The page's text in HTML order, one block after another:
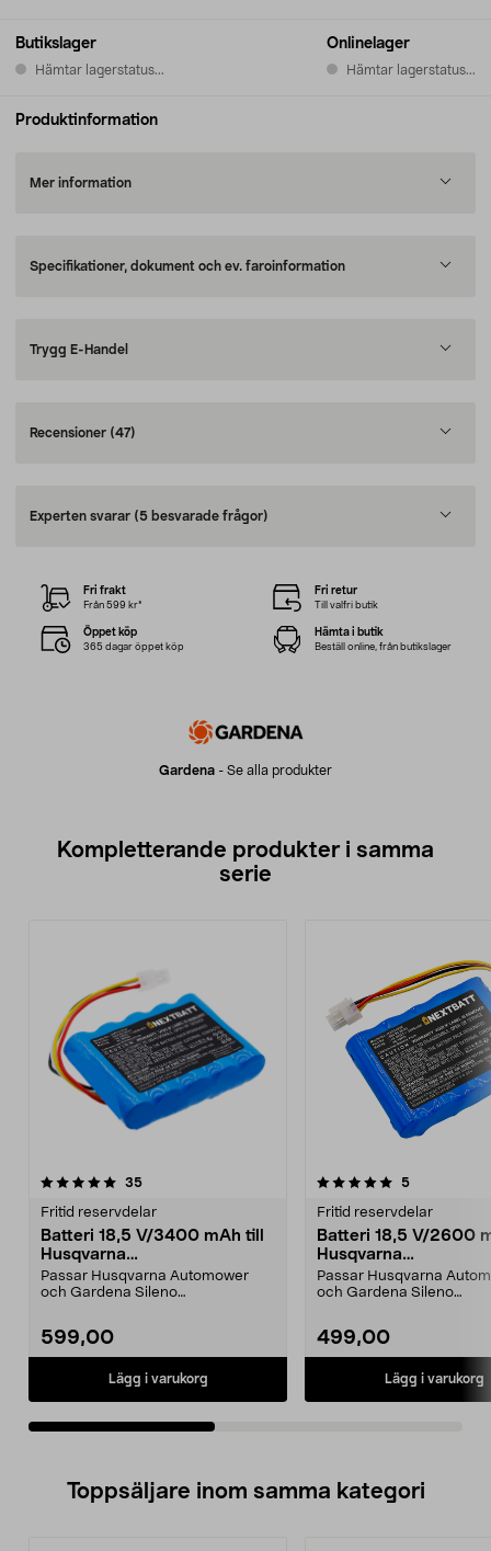
Butikslager
Hämtar lagerstatus...
Onlinelager
Hämtar lagerstatus...
Produktinformation
Mer information
Specifikationer, dokument och ev. faroinformation
Trygg E-Handel
Recensioner (47)
Experten svarar (5 besvarade frågor)
Gardena - Se alla produkter
Fri frakt
Från 599 kr*
Fri retur
Till valfri butik
Öppet köp
365 dagar öppet köp
Hämta i butik
Beställ online, från butikslager
Kompletterande produkter i samma
serie
35recensioner
Fritid reservdelar
Batteri 18,5 V/3400 mAh till
Husqvarna
Automower/Gardena Sileno
Passar Husqvarna Automower
och Gardena Sileno
599,00
Lägg i varukorg
5.0av 5 stjärnor 5recensioner
Fritid reservdelar
Batteri 18,5 V/2600
Husqvarna
Automower/Gardena
Passar Husqvarna
och Gardena Sileno
499,00
Lägg i varukorg
4.5av 5 stjärnor
Toppsäljare inom samma kategori